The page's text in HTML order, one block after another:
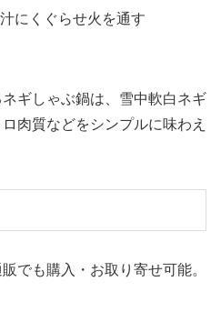
にくぐらせ火を通す
ギしゃぶ鍋は、雪中軟白ネギ
肉質などをシンプルに味わえ
でも購入・お取り寄せ可能。